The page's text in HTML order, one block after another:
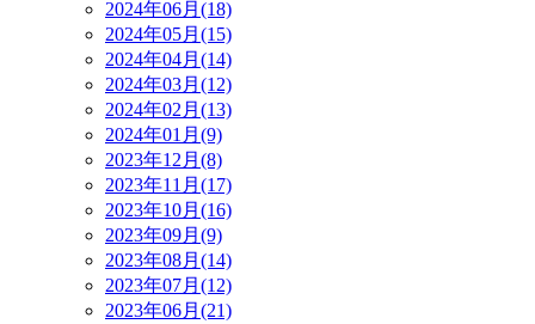
2024年06月(18)
2024年05月(15)
2024年04月(14)
2024年03月(12)
2024年02月(13)
2024年01月(9)
2023年12月(8)
2023年11月(17)
2023年10月(16)
2023年09月(9)
2023年08月(14)
2023年07月(12)
2023年06月(21)